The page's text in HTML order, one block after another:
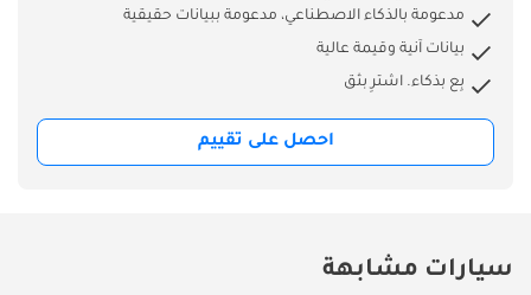
مدعومة بالذكاء الاصطناعي، مدعومة ببيانات حقيقية
بيانات آنية وقيمة عالية
بِع بذكاء. اشترِ بثق
احصل على تقييم
سيارات مشابهة